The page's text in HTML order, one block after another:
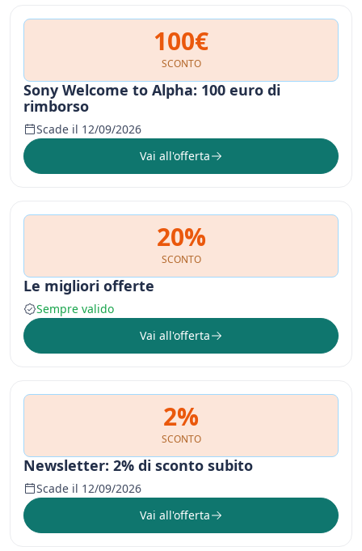
100€
SCONTO
Sony Welcome to Alpha: 100 euro di
rimborso
Scade il 12/09/2026
Vai all'offerta
20%
SCONTO
Le migliori offerte
Sempre valido
Vai all'offerta
2%
SCONTO
Newsletter: 2% di sconto subito
Scade il 12/09/2026
Vai all'offerta